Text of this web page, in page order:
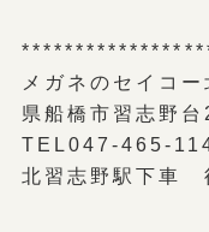
メガネのセイコ
県船橋市習志野
TEL047-465-
北習志野駅下車